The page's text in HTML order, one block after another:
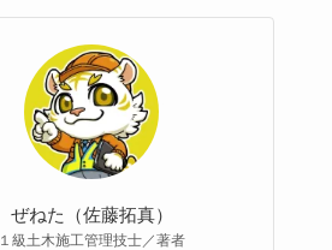
ぜねた（佐藤拓真）
１級土木施工管理技士／著者